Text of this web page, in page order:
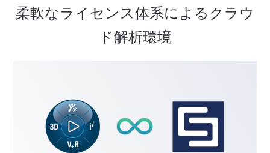
柔軟なライセンス体系によるクラウ
ド解析環境